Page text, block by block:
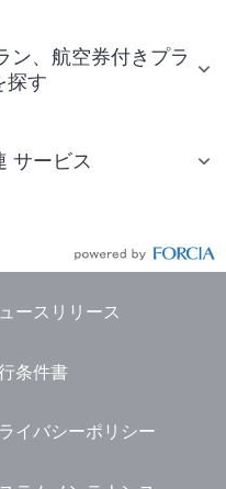
ン、航空券付きプラ
探す
サービス
ースリリース
条件書
イバシーポリシー